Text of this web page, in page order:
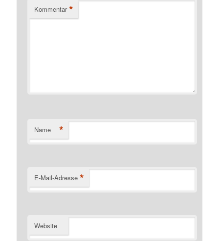
Kommentar *
Name *
E-Mail-Adresse *
Website